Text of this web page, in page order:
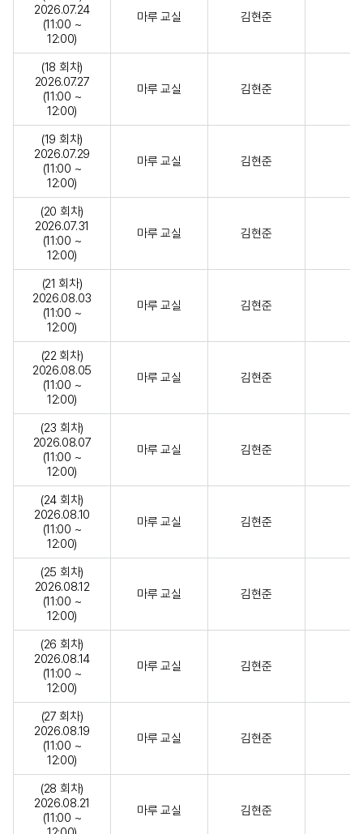
2026.07.24
(11:00 ~
12:00)
마루 교실 김현준
(18 회차)
2026.07.27
(11:00 ~
12:00)
마루 교실 김현준
(19 회차)
2026.07.29
(11:00 ~
12:00)
마루 교실 김현준
(20 회차)
2026.07.31
(11:00 ~
12:00)
마루 교실 김현준
(21 회차)
2026.08.03
(11:00 ~
12:00)
마루 교실 김현준
(22 회차)
2026.08.05
(11:00 ~
12:00)
마루 교실 김현준
(23 회차)
2026.08.07
(11:00 ~
12:00)
마루 교실 김현준
(24 회차)
2026.08.10
(11:00 ~
12:00)
마루 교실 김현준
(25 회차)
2026.08.12
(11:00 ~
12:00)
마루 교실 김현준
(26 회차)
2026.08.14
(11:00 ~
12:00)
마루 교실 김현준
(27 회차)
2026.08.19
(11:00 ~
12:00)
마루 교실 김현준
(28 회차)
2026.08.21
(11:00 ~
마루 교실 김현준